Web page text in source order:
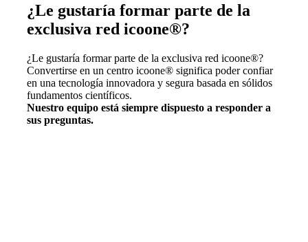
¿Le gustaría formar parte de la
exclusiva red icoone®?
¿Le gustaría formar parte de la exclusiva red icoone®?
Convertirse en un centro icoone® significa poder confiar
en una tecnología innovadora y segura basada en sólidos
fundamentos científicos.
Nuestro equipo está siempre dispuesto a responder a
sus preguntas.